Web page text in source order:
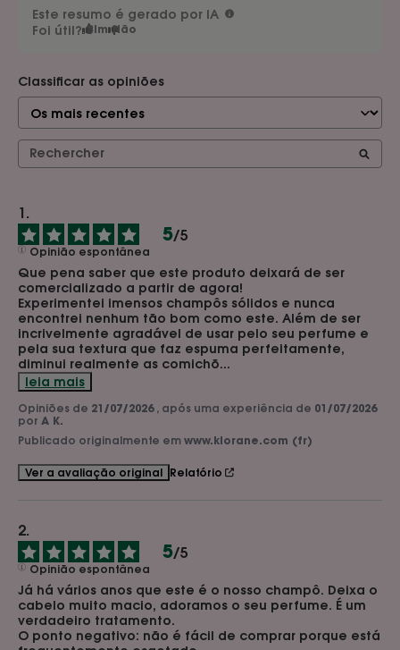
Este resumo é gerado por IA
Foi útil? Sim Não
Classificar as opiniões
5/5
Opinião espontânea
Que pena saber que este produto deixará de ser
comercializado a partir de agora!
Experimentei imensos champôs sólidos e nunca
encontrei nenhum tão bom como este. Além de ser
incrivelmente agradável de usar pelo seu perfume e
pela sua textura que faz espuma perfeitamente,
diminui realmente as comichõ...
leia mais
Opiniões de 21/07/2026 , após uma experiência de 01/07/2026
por A K.
Publicado originalmente em www.klorane.com (fr)
Ver a avaliação original Relatório
5/5
Opinião espontânea
Já há vários anos que este é o nosso champô. Deixa o
cabelo muito macio, adoramos o seu perfume. É um
verdadeiro tratamento.
O ponto negativo: não é fácil de comprar porque está